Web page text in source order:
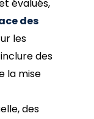
évalués,
des
les
des
la mise
des